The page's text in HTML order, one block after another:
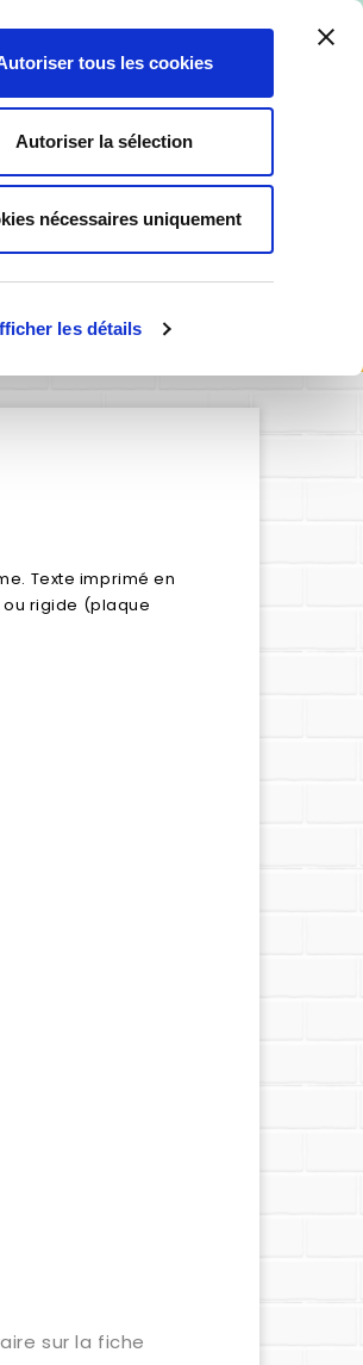
les détails
tous les cookies
Autoriser la sélection
nécessaires uniquement
PERSONNALISABLE
Texte imprimé en
rigide (plaque
sur la fiche